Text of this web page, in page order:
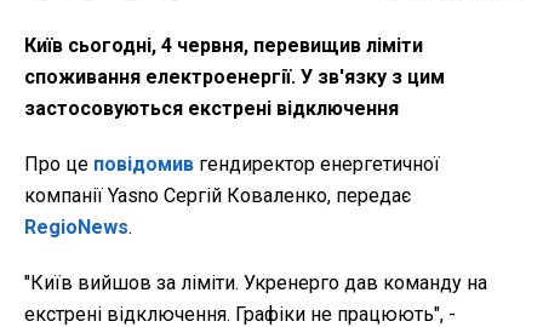
Київ сьогодні, 4 червня, перевищив ліміти
споживання електроенергії. У зв'язку з цим
застосовуються екстрені відключення
Про це повідомив гендиректор енергетичної
компанії Yasno Сергій Коваленко, передає
RegioNews.
"Київ вийшов за ліміти. Укренерго дав команду на
екстрені відключення. Графіки не працюють", -